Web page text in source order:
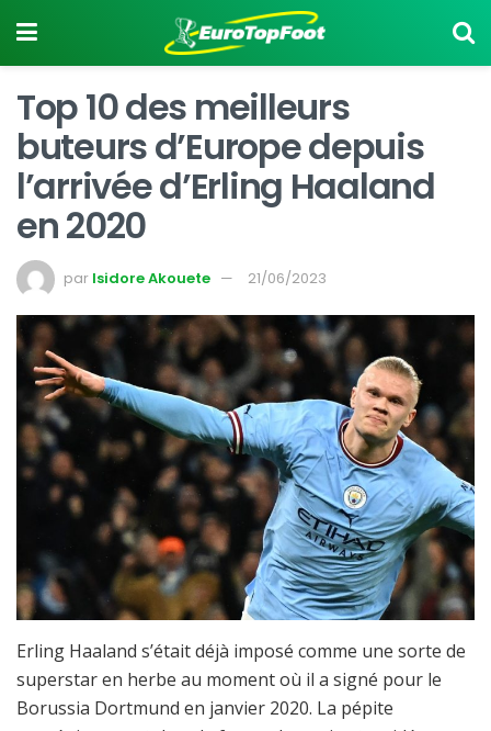
Top 10 des meilleurs
buteurs d’Europe depuis
l’arrivée d’Erling Haaland
en 2020
par Isidore Akouete 21/06/2023
Erling Haaland s’était déjà imposé comme une sorte de
superstar en herbe au moment où il a signé pour le
Borussia Dortmund en janvier 2020. La pépite